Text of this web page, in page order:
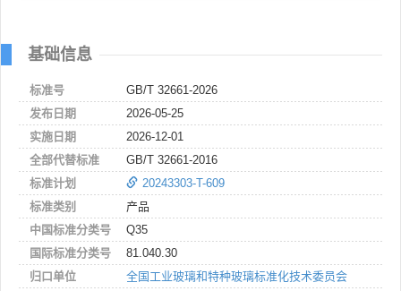
基础信息
标准号
GB/T 32661-2026
发布日期
2026-05-25
实施日期
2026-12-01
全部代替标准
GB/T 32661-2016
标准计划
20243303-T-609
标准类别
产品
中国标准分类号
Q35
国际标准分类号
81.040.30
归口单位
全国工业玻璃和特种玻璃标准化技术委员会